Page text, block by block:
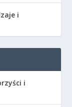
i
i